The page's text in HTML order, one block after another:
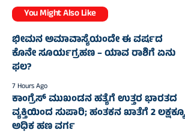
You Might Also Like
ಭೀಮನ ಅಮಾವಾಸ್ಯೆಯಂದೇ ಈ ವರ್ಷದ
ಕೊನೇ ಸೂರ್ಯಗ್ರಹಣ – ಯಾವ ರಾಶಿಗೆ ಏನು
ಫಲ?
7 Hours Ago
ಕಾಂಗ್ರೆಸ್‌ ಮುಖಂಡನ ಹತ್ಯೆಗೆ ಉತ್ತರ ಭಾರತದ
ವ್ಯಕ್ತಿಯಿಂದ ಸುಪಾರಿ; ಹಂತಕನ ಖಾತೆಗೆ 2 ಲಕ್ಷಕ್ಕೂ
ಅಧಿಕ ಹಣ ವರ್ಗ